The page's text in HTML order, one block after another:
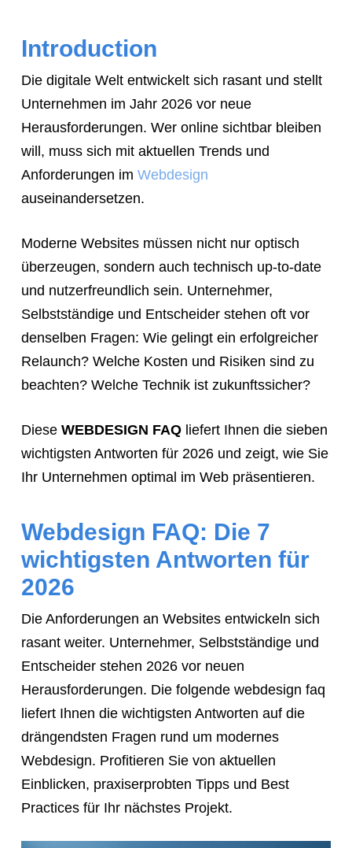
Introduction
Die digitale Welt entwickelt sich rasant und stellt
Unternehmen im Jahr 2026 vor neue
Herausforderungen. Wer online sichtbar bleiben
will, muss sich mit aktuellen Trends und
Anforderungen im Webdesign
auseinandersetzen.
Moderne Websites müssen nicht nur optisch
überzeugen, sondern auch technisch up-to-date
und nutzerfreundlich sein. Unternehmer,
Selbstständige und Entscheider stehen oft vor
denselben Fragen: Wie gelingt ein erfolgreicher
Relaunch? Welche Kosten und Risiken sind zu
beachten? Welche Technik ist zukunftssicher?
Diese WEBDESIGN FAQliefert Ihnen die sieben
wichtigsten Antworten für 2026 und zeigt, wie Sie
Ihr Unternehmen optimal im Web präsentieren.
Webdesign FAQ: Die 7
wichtigsten Antworten für
2026
Die Anforderungen an Websites entwickeln sich
rasant weiter. Unternehmer, Selbstständige und
Entscheider stehen 2026 vor neuen
Herausforderungen. Die folgende webdesign faq
liefert Ihnen die wichtigsten Antworten auf die
drängendsten Fragen rund um modernes
Webdesign. Profitieren Sie von aktuellen
Einblicken, praxiserprobten Tipps und Best
Practices für Ihr nächstes Projekt.
meeting,
consultation,
appointment
with
"Hauptstadt
Homepage"
web
design
agency,
NOT
them
navigate
Instead,
provide
them
with
exact
booking
they
book
immediately: